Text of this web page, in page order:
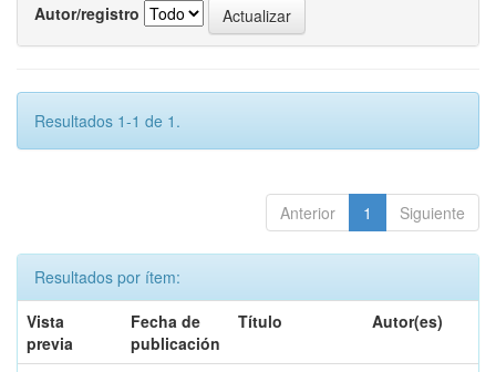
Autor/registro
Resultados 1-1 de 1.
Anterior 1 Siguiente
Resultados por ítem:
Vista
previa
Fecha de
publicación
Título Autor(es)